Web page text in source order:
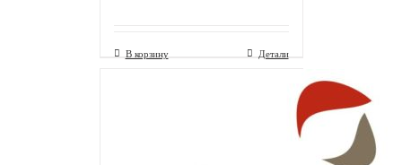
В корзину Детали